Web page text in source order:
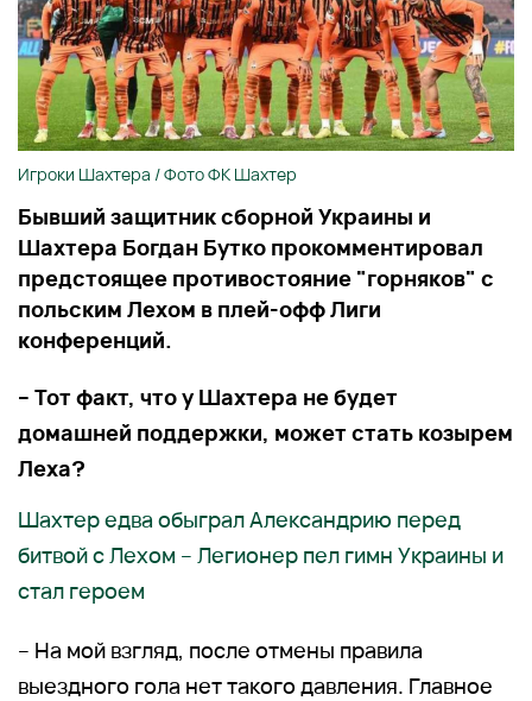
Игроки Шахтера / Фото ФК Шахтер
Бывший защитник сборной Украины и
Шахтера Богдан Бутко прокомментировал
предстоящее противостояние "горняков" с
польским Лехом в плей-офф Лиги
конференций.
– Тот факт, что у Шахтера не будет
домашней поддержки, может стать козырем
Леха?
Шахтер едва обыграл Александрию перед
битвой с Лехом – Легионер пел гимн Украины и
стал героем
– На мой взгляд, после отмены правила
выездного гола нет такого давления. Главное